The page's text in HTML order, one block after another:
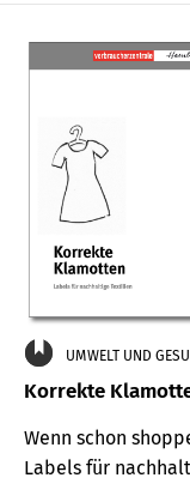
UMWELT UND
Korrekte
Wenn schon
Labels für